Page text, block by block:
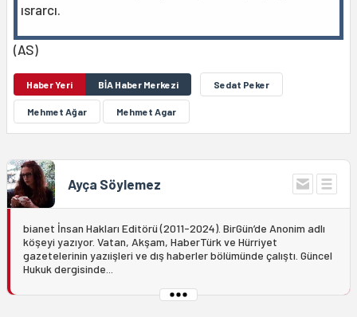
ısrarcı.
(AS)
Haber Yeri BİA Haber Merkezi Sedat Peker
Mehmet Ağar Mehmet Agar
Ayça Söylemez
bianet İnsan Hakları Editörü (2011-2024). BirGün’de Anonim adlı
köşeyi yazıyor. Vatan, Akşam, HaberTürk ve Hürriyet
gazetelerinin yazıişleri ve dış haberler bölümünde çalıştı. Güncel
Hukuk dergisinde...